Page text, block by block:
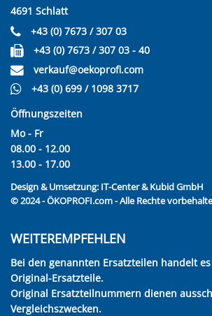
4691 Schlatt
+43 (0) 7673 / 307 03
+43 (0) 7673 / 307 03 - 40
verkauf@oekoprofi.com
+43 (0) 699 / 1098 3717
Öffnungszeiten
Mo - Fr
08.00 - 12.00
13.00 - 17.00
Design & Umsetzung: IT-Center & Kubid GmbH
© 2024 - ÖKOPROFI.com - Alle Rechte
WEITEREMPFEHLEN
Bei den genannten Ersatzteilen handelt
Original-Ersatzteile.
Original Ersatzteilnummern dienen
Vergleichszwecken.